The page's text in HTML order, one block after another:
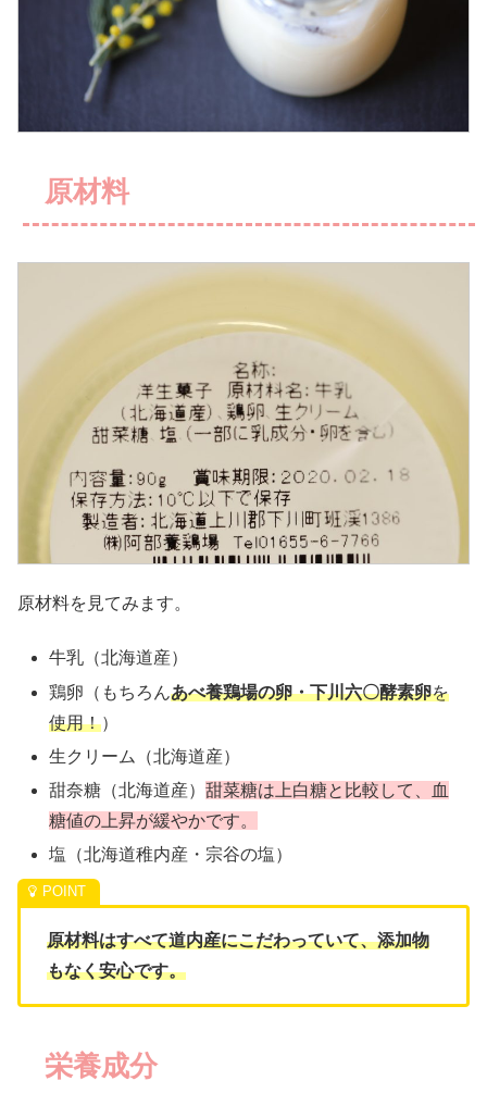
原材料
原材料を見てみます。
牛乳（北海道産）
鶏卵（もちろんあべ養鶏場の卵・下川六〇酵素卵を
使用！）
生クリーム（北海道産）
甜奈糖（北海道産）甜菜糖は上白糖と比較して、血
糖値の上昇が緩やかです。
塩（北海道稚内産・宗谷の塩）
原材料はすべて道内産にこだわっていて、添加物
もなく安心です。
栄養成分